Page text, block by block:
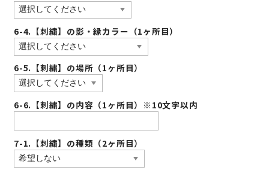
6-4.【刺繍】の影・縁カラー（1ヶ所目）
6-5.【刺繍】の場所（1ヶ所目）
6-6.【刺繍】の内容（1ヶ所目）※10文字以内
7-1.【刺繍】の種類（2ヶ所目）